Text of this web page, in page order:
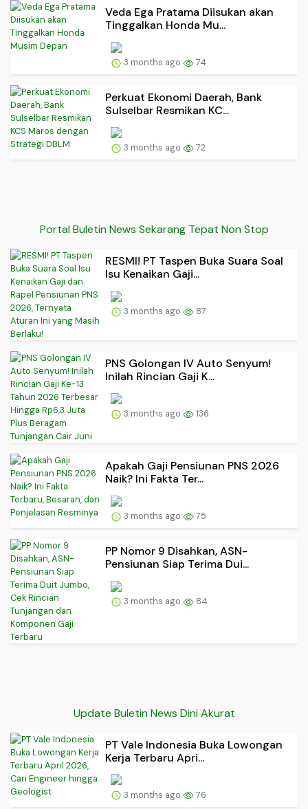
Veda Ega Pratama Diisukan akan
Tinggalkan Honda Mu...
3 months ago 74
Perkuat Ekonomi Daerah, Bank
Sulselbar Resmikan KC...
3 months ago 72
Portal Buletin News Sekarang Tepat Non Stop
RESMI! PT Taspen Buka Suara Soal
Isu Kenaikan Gaji...
3 months ago 87
PNS Golongan IV Auto Senyum!
Inilah Rincian Gaji K...
3 months ago 136
Apakah Gaji Pensiunan PNS 2026
Naik? Ini Fakta Ter...
3 months ago 75
PP Nomor 9 Disahkan, ASN-
Pensiunan Siap Terima Dui...
3 months ago 84
Update Buletin News Dini Akurat
PT Vale Indonesia Buka Lowongan
Kerja Terbaru Apri...
3 months ago 76